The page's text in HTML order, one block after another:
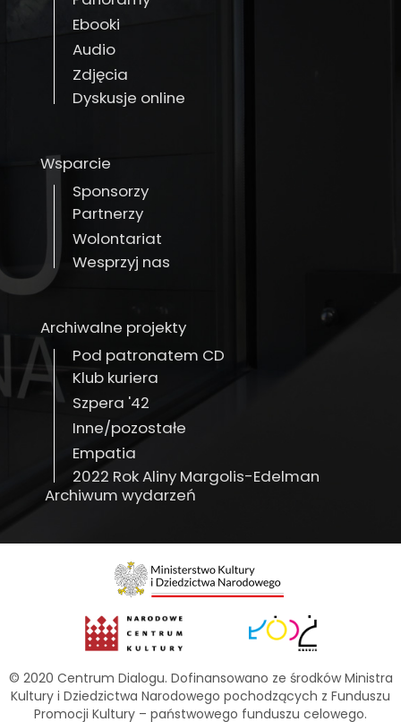
Ebooki
Audio
Zdjęcia
Dyskusje online
Wsparcie
Sponsorzy
Partnerzy
Wolontariat
Wesprzyj nas
Archiwalne projekty
Pod patronatem CD
Klub kuriera
Szpera '42
Inne/pozostałe
Empatia
2022 Rok Aliny Margolis-Edelman
Archiwum wydarzeń
© 2020 Centrum Dialogu. Dofinansowano ze środków Ministra
Kultury i Dziedzictwa Narodowego pochodzących z Funduszu
Promocji Kultury – państwowego funduszu celowego.